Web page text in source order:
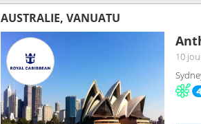
AUSTRALIE, VANUATU
10